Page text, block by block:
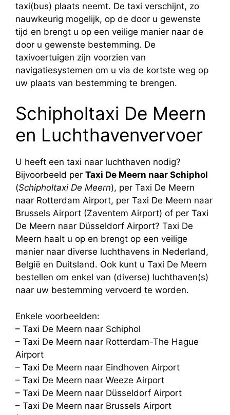
taxi(bus) plaats neemt. De taxi verschijnt, zo
nauwkeurig mogelijk, op de door u gewenste
tijd en brengt u op een veilige manier naar de
door u gewenste bestemming. De
taxivoertuigen zijn voorzien van
navigatiesystemen om u via de kortste weg op
uw plaats van bestemming te brengen.
Schipholtaxi De Meern
en Luchthavenvervoer
U heeft een taxi naar luchthaven nodig?
Bijvoorbeeld per Taxi De Meern naar Schiphol
(Schipholtaxi De Meern), per Taxi De Meern
naar Rotterdam Airport, per Taxi De Meern naar
Brussels Airport (Zaventem Airport) of per Taxi
De Meern naar Düsseldorf Airport? Taxi De
Meern haalt u op en brengt op een veilige
manier naar diverse luchthavens in Nederland,
België en Duitsland. Ook kunt u Taxi De Meern
bestellen om enkel van (diverse) luchthaven(s)
naar uw bestemming vervoerd te worden.
Enkele voorbeelden:
– Taxi De Meern naar Schiphol
– Taxi De Meern naar Rotterdam-The Hague
Airport
– Taxi De Meern naar Eindhoven Airport
– Taxi De Meern naar Weeze Airport
– Taxi De Meern naar Düsseldorf Airport
– Taxi De Meern naar Brussels Airport